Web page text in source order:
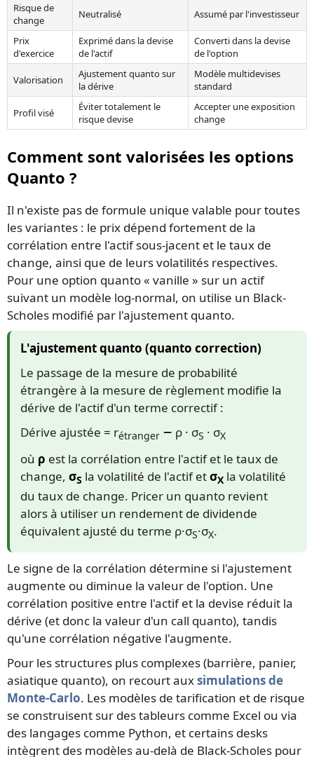
Risque de
change
Neutralisé Assumé par l'investisseur
Prix
d'exercice
Exprimé dans la devise
de l'actif
Converti dans la devise
de l'option
Valorisation
Ajustement quanto sur
la dérive
Modèle multidevises
standard
Profil visé
Éviter totalement le
risque devise
Accepter une exposition
change
Comment sont valorisées les options
Quanto ?
Il n'existe pas de formule unique valable pour toutes
les variantes : le prix dépend fortement de la
corrélation entre l'actif sous-jacent et le taux de
change, ainsi que de leurs volatilités respectives.
Pour une option quanto « vanille » sur un actif
suivant un modèle log-normal, on utilise un Black-
Scholes modifié par l'ajustement quanto.
L'ajustement quanto (quanto correction)
Le passage de la mesure de probabilité
étrangère à la mesure de règlement modifie la
dérive de l'actif d'un terme correctif :
Dérive ajustée = rétranger − ρ · σS · σX
où ρ est la corrélation entre l'actif et le taux de
change, σS la volatilité de l'actif etσX la volatilité
du taux de change. Pricer un quanto revient
alors à utiliser un rendement de dividende
équivalent ajusté du terme ρ·σS·σX.
Le signe de la corrélation détermine si l'ajustement
augmente ou diminue la valeur de l'option. Une
corrélation positive entre l'actif et la devise réduit la
dérive (et donc la valeur d'un call quanto), tandis
qu'une corrélation négative l'augmente.
Pour les structures plus complexes (barrière, panier,
asiatique quanto), on recourt auxsimulations de
Monte-Carlo. Les modèles de tarification et de risque
se construisent sur des tableurs comme Excel ou via
des langages comme Python, et certains desks
intègrent des modèles au-delà de Black-Scholes pour